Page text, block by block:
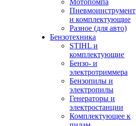
Мотопомпа
Пневмоинструмент
и комплектующие
Разное (для авто)
Бензотехника
STIHL и
комплектующие
Бензо- и
электротриммера
Бензопилы и
электропилы
Генераторы и
электростанции
Комплектующее к